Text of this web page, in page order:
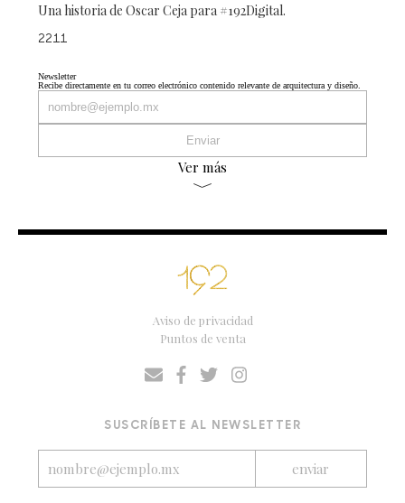
Una historia de Oscar Ceja para #192Digital.
2211
Newsletter
Recibe directamente en tu correo electrónico contenido relevante de arquitectura y diseño.
Ver más
Aviso de privacidad
Puntos de venta
SUSCRÍBETE AL NEWSLETTER